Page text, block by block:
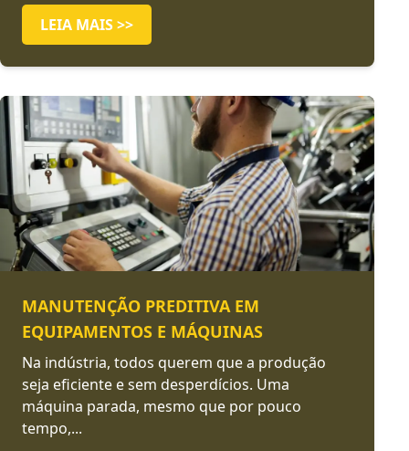
LEIA MAIS >>
MANUTENÇÃO PREDITIVA EM
EQUIPAMENTOS E MÁQUINAS
Na indústria, todos querem que a produção
seja eficiente e sem desperdícios. Uma
máquina parada, mesmo que por pouco
tempo,...